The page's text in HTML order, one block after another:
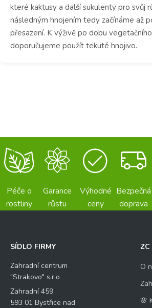
které kaktusy a další sukulenty pro svůj
následným hnojením tedy začínáme až
přesazení. K výživě po dobu
doporučujeme použít tekuté hnojivo.
Péče o
rostliny
Garance
růstu
Výhodné
ceny
Bezpečná
doprava
SÍDLO FIRMY
Zahradní centrum
"Strakovo" s.r.o
Zahradní 459
593 01 Bystřice nad
O
🌸